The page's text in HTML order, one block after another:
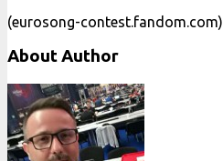
(eurosong-contest.fandom.com)
About Author